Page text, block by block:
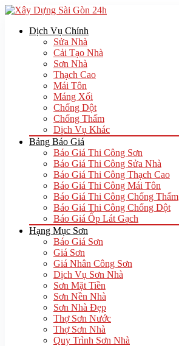
Dịch Vụ Chính
Sửa Nhà
Cải Tạo Nhà
Sơn Nhà
Thạch Cao
Mái Tôn
Máng Xối
Chống Dột
Chống Thấm
Dịch Vụ Khác
Bảng Báo Giá
Báo Giá Thi Công Sơn
Báo Giá Thi Công Sửa Nhà
Báo Giá Thi Công Thạch Cao
Báo Giá Thi Công Mái Tôn
Báo Giá Thi Công Chống Thấm
Báo Giá Thi Công Chống Dột
Báo Giá Ốp Lát Gạch
Hạng Mục Sơn
Báo Giá Sơn
Giá Sơn
Giá Nhân Công Sơn
Dịch Vụ Sơn Nhà
Sơn Mặt Tiền
Sơn Nền Nhà
Sơn Nhà Đẹp
Thợ Sơn Nước
Thợ Sơn Nhà
Quy Trình Sơn Nhà